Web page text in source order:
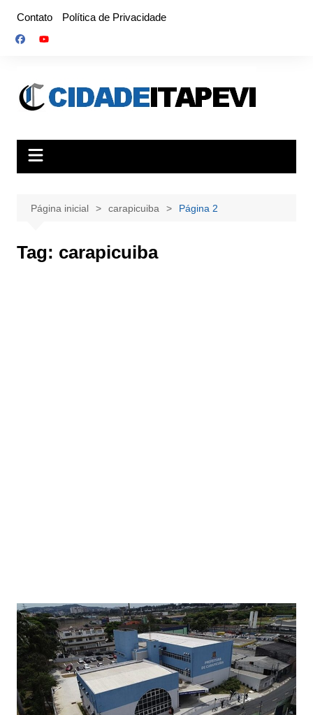
Contato Política de Privacidade
Página inicial carapicuiba Página 2
Tag: carapicuiba